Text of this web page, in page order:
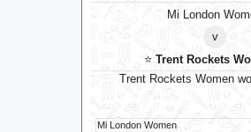
Mi London
v
⭐Trent Rockets
Trent Rockets Women
Mi London Women